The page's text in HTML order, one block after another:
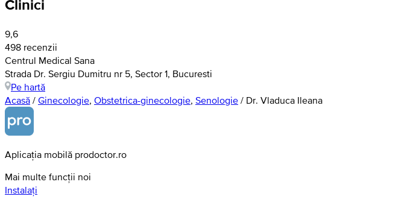
Clinici
9,6
498 recenzii
Centrul Medical Sana
Strada Dr. Sergiu Dumitru nr 5, Sector 1, Bucuresti
Pe hartă
Acasă / Ginecologie, Obstetrica-ginecologie, Senologie / Dr. Vladuca Ileana
Aplicația mobilă prodoctor.ro
Mai multe funcții noi
Instalați